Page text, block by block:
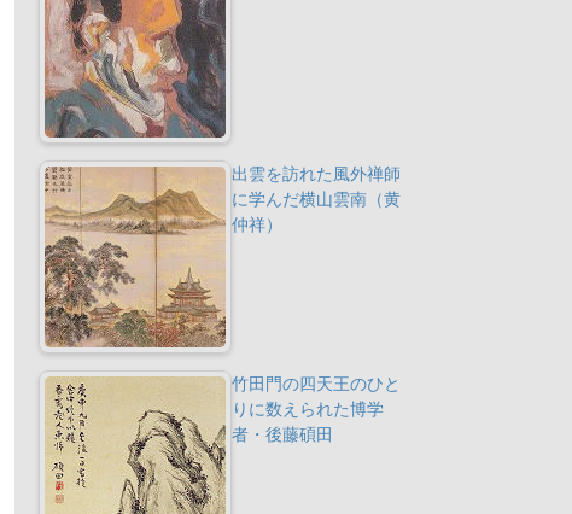
出雲を訪れた風外禅師
に学んだ横山雲南（黄
仲祥）
竹田門の四天王のひと
りに数えられた博学
者・後藤碩田